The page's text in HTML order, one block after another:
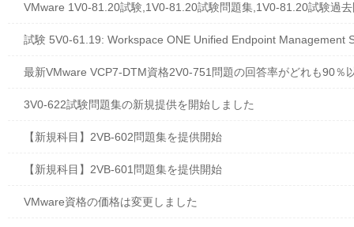
VMware 1V0-81.20試験,1V0-81.20試験問題集,1V0-81.20試験過
試験 5V0-61.19: Workspace ONE Unified Endpoint Management
最新VMware VCP7-DTM資格2V0-751問題の回答率がどれも90％
3V0-622試験問題集の新規提供を開始しました
【新規科目】2VB-602問題集を提供開始
【新規科目】2VB-601問題集を提供開始
VMware資格の価格は変更しました